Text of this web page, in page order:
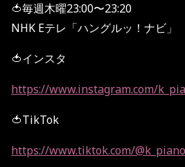
🍅毎週木曜23:00〜23:20
NHK Eテレ「ハングルッ！ナビ」
🍅インスタ
https://www.instagram.com/
🍅TikTok
https://www.tiktok.com/